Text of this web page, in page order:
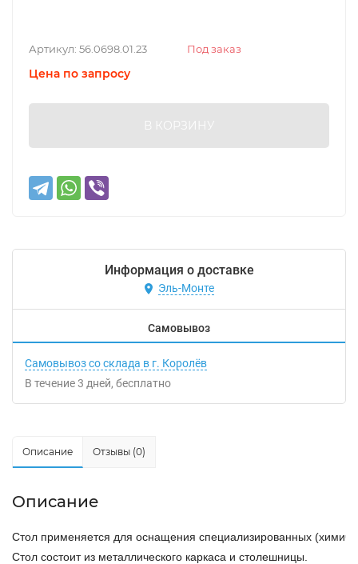
Под заказ
Артикул: 56.0698.01.23
Цена по запросу
В КОРЗИНУ
Информация о доставке
Эль-Монте
Самовывоз
Самовывоз со склада в г. Королёв
В течение3 дней Бесплатно
Описание Отзывы (0)
Описание
Стол применяется для оснащения специализированных
Стол состоит из металлического каркаса и столешницы.